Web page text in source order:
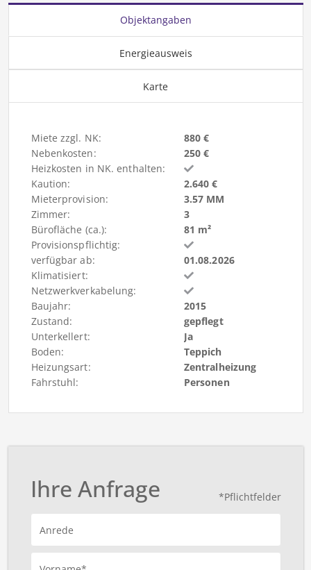
Objektangaben
Energieausweis
Karte
Miete zzgl. NK:
880 €
Nebenkosten:
250 €
Heizkosten in NK. enthalten:
Kaution:
2.640 €
Mieterprovision:
3.57 MM
Zimmer:
3
Bürofläche (ca.):
81 m²
Provisionspflichtig:
verfügbar ab:
01.08.2026
Klimatisiert:
Netzwerkverkabelung:
Baujahr:
2015
Zustand:
gepflegt
Unterkellert:
Ja
Boden:
Teppich
Heizungsart:
Zentralheizung
Fahrstuhl:
Personen
*Pflichtfelder
Ihre Anfrage
Anrede